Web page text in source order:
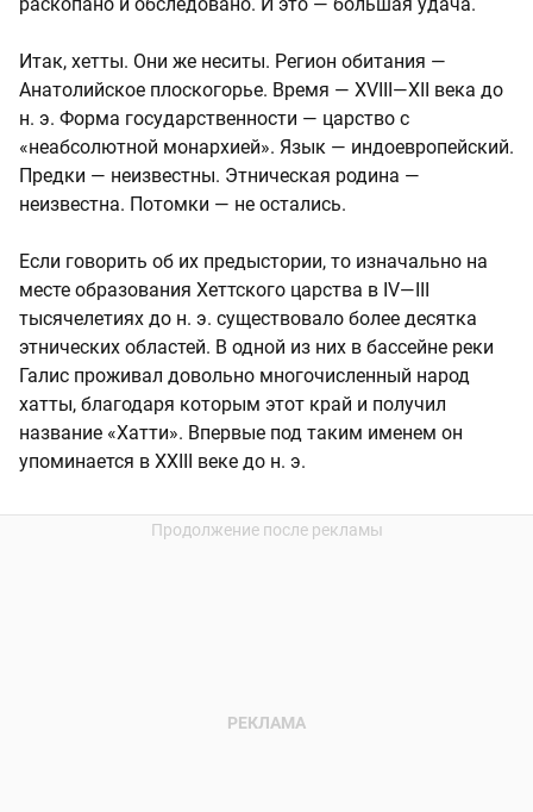
Итак, хетты. Они же неситы. Регион обитания —
Анатолийское плоскогорье. Время — XVIII—XII века до
н. э. Форма государственности — царство с
«неабсолютной монархией». Язык — индоевропейский.
Предки — неизвестны. Этническая родина —
неизвестна. Потомки — не остались.
Если говорить об их предыстории, то изначально на
месте образования Хеттского царства в IV—III
тысячелетиях до н. э. существовало более десятка
этнических областей. В одной из них в бассейне реки
Галис проживал довольно многочисленный народ
хатты, благодаря которым этот край и получил
название «Хатти». Впервые под таким именем он
упоминается в XXIII веке до н. э.